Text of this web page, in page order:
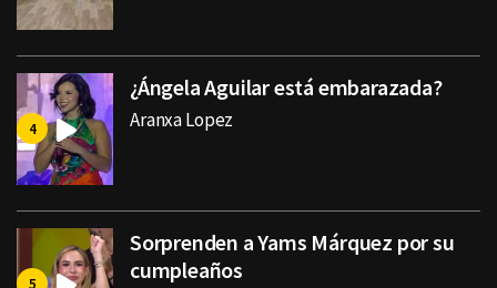
¿Ángela Aguilar está embarazada?
Aranxa Lopez
Sorprenden a Yams Márquez por su
cumpleaños